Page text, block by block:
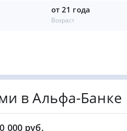
от 21 года
Возраст
в Альфа-Банке
000 руб.